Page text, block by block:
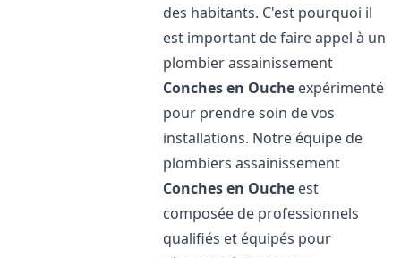
des habitants. C'est pourquoi il
est important de faire appel à un
plombier assainissement
Conches en Ouche expérimenté
pour prendre soin de vos
installations. Notre équipe de
plombiers assainissement
Conches en Ouche est
composée de professionnels
qualifiés et équipés pour